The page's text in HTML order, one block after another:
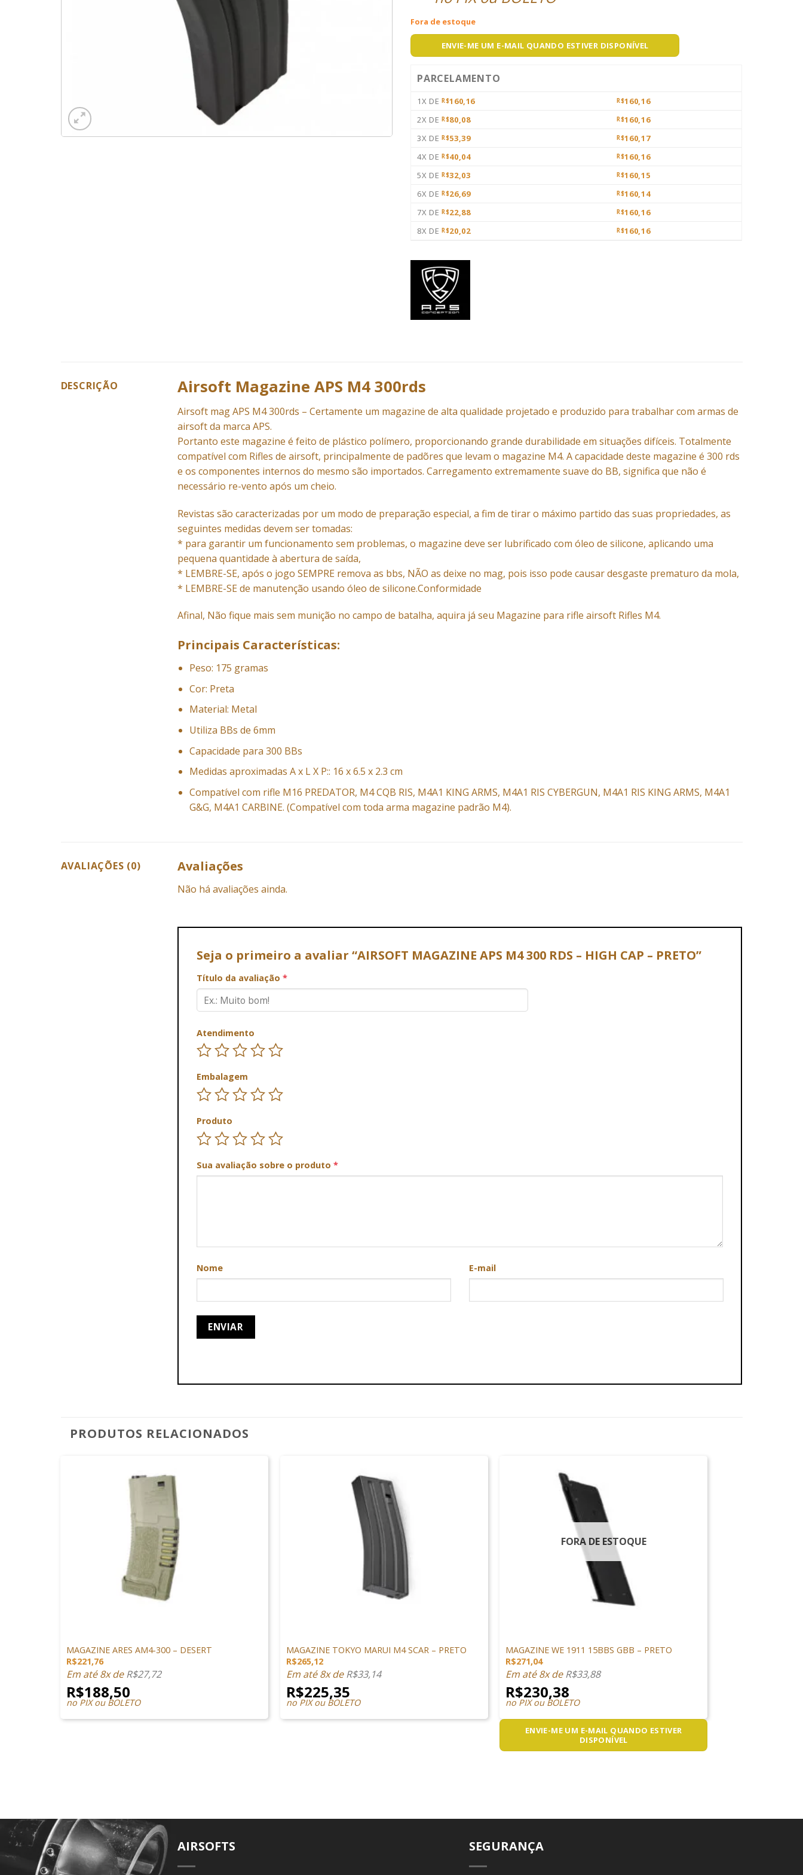
Fora de estoque
ENVIE-ME UM E-MAIL QUANDO ESTIVER DISPONÍVEL
PARCELAMENTO
1X DE R$160,16 R$160,16
2X DE R$80,08 R$160,16
3X DE R$53,39 R$160,17
4X DE R$40,04 R$160,16
5X DE R$32,03 R$160,15
6X DE R$26,69 R$160,14
7X DE R$22,88 R$160,16
8X DE R$20,02 R$160,16
DESCRIÇÃO Airsoft Magazine APS M4 300rds
Airsoft mag APS M4 300rds – Certamente um magazine de alta qualidade projetado e produzido para trabalhar com armas de
airsoft da marca APS.
Portanto este magazine é feito de plástico polímero, proporcionando grande durabilidade em situações difíceis. Totalmente
compatível com Rifles de airsoft, principalmente de padõres que levam o magazine M4. A capacidade deste magazine é 300 rds
e os componentes internos do mesmo são importados. Carregamento extremamente suave do BB, significa que não é
necessário re-vento após um cheio.
Revistas são caracterizadas por um modo de preparação especial, a fim de tirar o máximo partido das suas propriedades, as
seguintes medidas devem ser tomadas:
* para garantir um funcionamento sem problemas, o magazine deve ser lubrificado com óleo de silicone, aplicando uma
pequena quantidade à abertura de saída,
* LEMBRE-SE, após o jogo SEMPRE remova as bbs, NÃO as deixe no mag, pois isso pode causar desgaste prematuro da mola,
* LEMBRE-SE de manutenção usando óleo de silicone.Conformidade
Afinal, Não fique mais sem munição no campo de batalha, aquira já seu Magazine para rifle airsoft Rifles M4.
Principais Características:
Peso: 175 gramas
Cor: Preta
Material: Metal
Utiliza BBs de 6mm
Capacidade para 300 BBs
Medidas aproximadas A x L X P:: 16 x 6.5 x 2.3 cm
Compatível com rifle M16 PREDATOR, M4 CQB RIS, M4A1 KING ARMS, M4A1 RIS CYBERGUN, M4A1 RIS KING ARMS, M4A1
G&G, M4A1 CARBINE. (Compatível com toda arma magazine padrão M4).
AVALIAÇÕES (0) Avaliações
Não há avaliações ainda.
Seja o primeiro a avaliar “AIRSOFT MAGAZINE APS M4 300 RDS – HIGH CAP – PRETO”
Título da avaliação *
Atendimento
Embalagem
Produto
Sua avaliação sobre o produto *
Nome E-mail
PRODUTOS RELACIONADOS
MAGAZINE ARES AM4-300 – DESERT
R$221,76
Em até 8x deR$27,72
R$188,50
no PIX ou BOLETO
MAGAZINE TOKYO MARUI M4 SCAR – PRETO
R$265,12
Em até 8x deR$33,14
R$225,35
no PIX ou BOLETO
FORA DE ESTOQUE
MAGAZINE WE 1911 15BBS GBB – PRETO
R$271,04
Em até 8x deR$33,88
R$230,38
no PIX ou BOLETO
ENVIE-ME UM E-MAIL QUANDO ESTIVER
DISPONÍVEL
AIRSOFTS SEGURANÇA